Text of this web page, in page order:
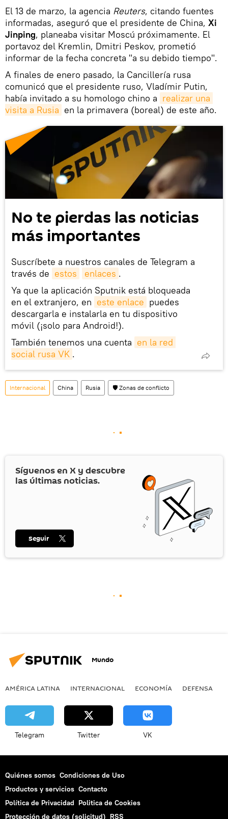
El 13 de marzo, la agencia Reuters, citando fuentes
informadas, aseguró que el presidente de China, Xi
Jinping, planeaba visitar Moscú próximamente. El
portavoz del Kremlin, Dmitri Peskov, prometió
informar de la fecha concreta "a su debido tiempo".
A finales de enero pasado, la Cancillería rusa
comunicó que el presidente ruso, Vladímir Putin,
había invitado a su homologo chino a realizar una
visita a Rusia en la primavera (boreal) de este año.
No te pierdas las noticias
más importantes
Suscríbete a nuestros canales de Telegram a
través de estos enlaces .
Ya que la aplicación Sputnik está bloqueada
en el extranjero, en este enlace puedes
descargarla e instalarla en tu dispositivo
móvil (¡solo para Android!).
También tenemos una cuenta en la red
social rusa VK .
Internacional China Rusia 🛡️ Zonas de conflicto
Síguenos en X y descubre
las últimas noticias.
Seguir
Mundo
AMÉRICA LATINA INTERNACIONAL ECONOMÍA DEFENSA
Telegram Twitter VK
Quiénes somos Condiciones de Uso
Productos y servicios Contacto
Política de Privacidad Politica de Cookies
Protección de datos (solicitud) RSS